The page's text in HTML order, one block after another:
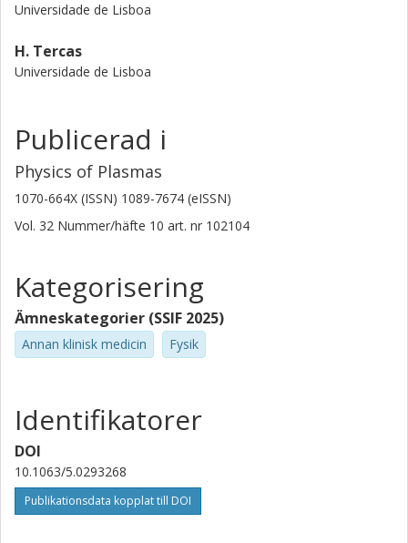
Universidade de Lisboa
H. Tercas
Universidade de Lisboa
Publicerad i
Physics of Plasmas
1070-664X (ISSN) 1089-7674 (eISSN)
Vol. 32 Nummer/häfte 10 art. nr 102104
Kategorisering
Ämneskategorier (SSIF 2025)
Annan klinisk medicin Fysik
Identifikatorer
DOI
10.1063/5.0293268
Publikationsdata kopplat till DOI